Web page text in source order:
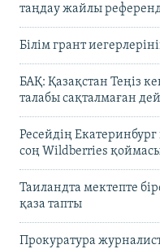
таңдау жайлы
Білім грант
БАҚ: Қазақстан Теңіз
талабы сақталмаған
Ресейдің
соң Wildberries
Таиландта мектепте
қаза тапты
Прокуратура